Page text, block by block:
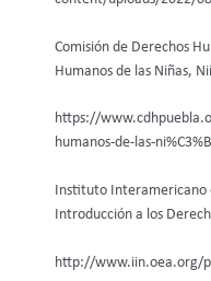
Comisión de Derechos
Humanos de las Niñas,
https://
humanos-de-las-
Instituto Interamericano
Introducción a los
http://www.iin.oea.org/